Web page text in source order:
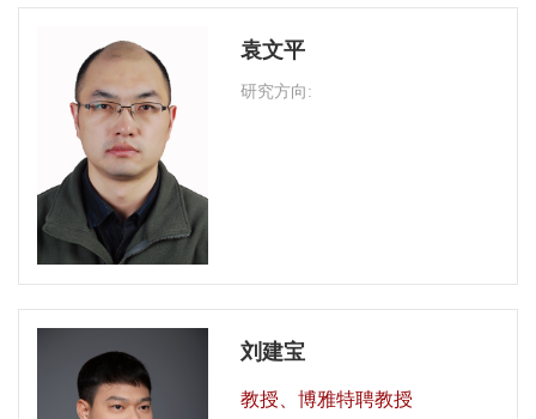
袁文平
研究方向:
刘建宝
教授、博雅特聘教授